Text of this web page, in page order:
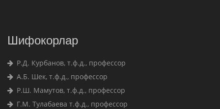
Шифокорлар
Р.Д. Курбанов, т.ф.д., профессор
А.Б. Шек, т.ф.д., профессор
Р.Ш. Мамутов, т.ф.д., профессор
Г.М. Тулабаева т.ф.д., профессор